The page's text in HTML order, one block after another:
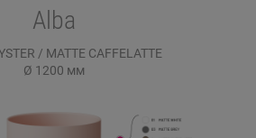
Alba
/ MATTE CAFFELATTE
Ø 1200 мм